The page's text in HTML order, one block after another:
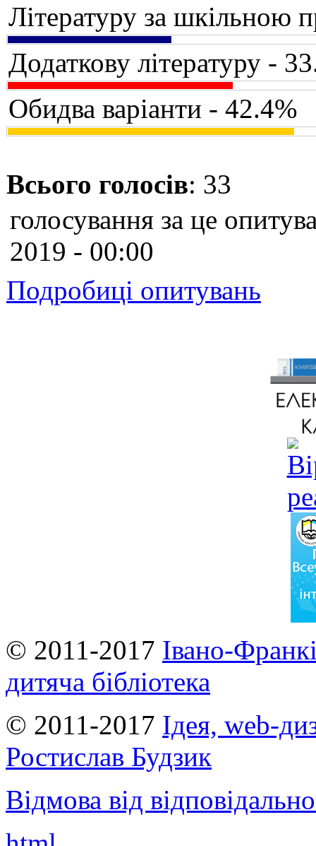
Літературу за шкільною
Додаткову літературу -
Обидва варіанти - 42.4%
Всього голосів: 33
голосування за це
2019 - 00:00
Подробиці опитувань
© 2011-2017 Івано-
дитяча бібліотека
© 2011-2017 Ідея, web-
Ростислав Будзик
Відмова від